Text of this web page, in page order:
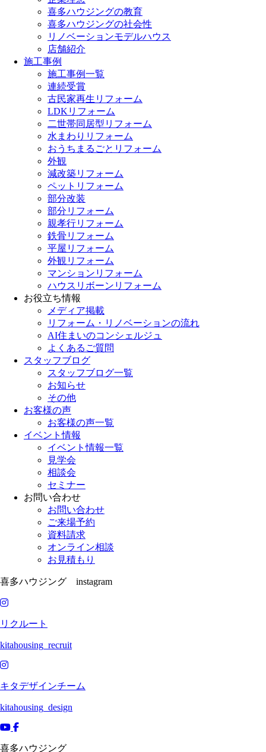
喜多ハウジングの教育
喜多ハウジングの社会性
リノベーションモデルハウス
店舗紹介
施工事例
施工事例一覧
連続受賞
古民家再生リフォーム
LDKリフォーム
二世帯同居型リフォーム
水まわりリフォーム
おうちまるごとリフォーム
外観
減改築リフォーム
ペットリフォーム
部分改装
部分リフォーム
親孝行リフォーム
鉄骨リフォーム
平屋リフォーム
外観リフォーム
マンションリフォーム
ハウスリボーンリフォーム
お役立ち情報
メディア掲載
リフォーム・リノベーションの流れ
AI住まいのコンシェルジュ
よくあるご質問
スタッフブログ
スタッフブログ一覧
お知らせ
その他
お客様の声
お客様の声一覧
イベント情報
イベント情報一覧
見学会
相談会
セミナー
お問い合わせ
お問い合わせ
ご来場予約
資料請求
オンライン相談
お見積もり
喜多ハウジング instagram
リクルート
kitahousing_recruit
キタデザインチーム
kitahousing_design
喜多ハウジング